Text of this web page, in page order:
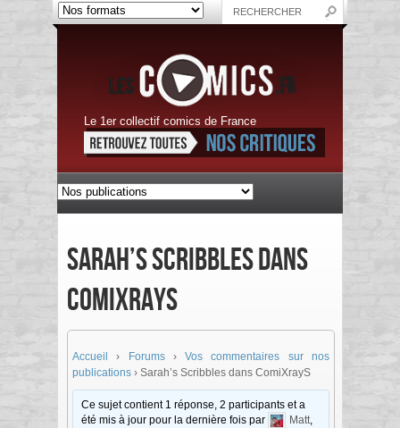
Le 1er collectif comics de France
Sarah’s Scribbles dans
ComiXrayS
Accueil › Forums ›
Vos commentaires sur nos
publications › Sarah’s Scribbles dans ComiXrayS
Ce sujet contient 1 réponse, 2 participants et a
été mis à jour pour la dernière fois par
Matt,